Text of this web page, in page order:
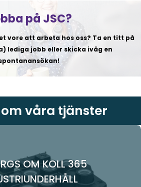
på JSC?
vore att arbeta hos oss? Ta en titt på
lediga jobb eller skicka iväg en
våra tjänster
OM KOLL 365